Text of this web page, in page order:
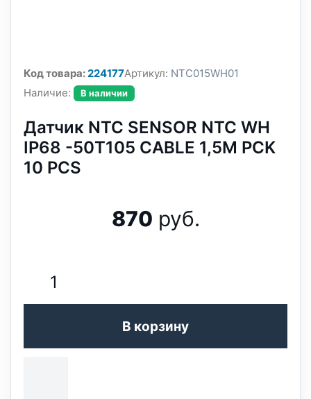
Код товара:224177Артикул: NTC015WH01
Наличие:
В наличии
Датчик NTC SENSOR NTC WH
IP68 -50T105 CABLE 1,5M PCK
10 PCS
870 руб.
В корзину